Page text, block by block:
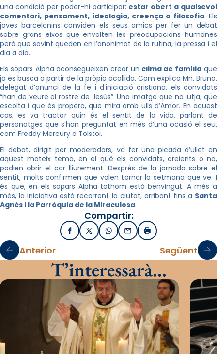
una condició per poder-hi participar: estar obert a qualsevol
comentari, pensament, ideologia, creença o filosofia. Els
joves barcelonins conviden els seus amics per fer un debat
sobre grans eixos que envolten les preocupacions humanes
però que sovint queden en l’anonimat de la rutina, la pressa i el
dia a dia.
Els sopars Alpha aconsegueixen crear un clima de família que
ja es busca a partir de la pròpia acollida. Com explica Mn. Bruno,
delegat d’anunci de la fe i d’iniciació cristiana, els convidats
“han de veure el rostre de Jesús”. Una imatge que no jutja, que
escolta i que és propera, que mira amb ulls d’Amor. En aquest
cas, es va tractar quin és el sentit de la vida, parlant de
personatges que s’han preguntat en més d’una ocasió el seu,
com Freddy Mercury o Tolstoi.
El debat, dirigit per moderadors, va fer una picada d’ullet en
aquest mateix tema, en el què els convidats, creients o no,
podien obrir el cor lliurement. Després de la jornada sobre el
sentit, molts confirmen que volen tornar la setmana que ve. I
és que, en els sopars Alpha tothom està benvingut. A més a
més, la iniciativa està recorrent la ciutat, arribant fins a Santa
Agnès i la Parròquia de la Miraculosa.
Compartir:
FacebookX / TwitterWhatsApp
EmailImprimir
Anterior Següent
T’interessarà…